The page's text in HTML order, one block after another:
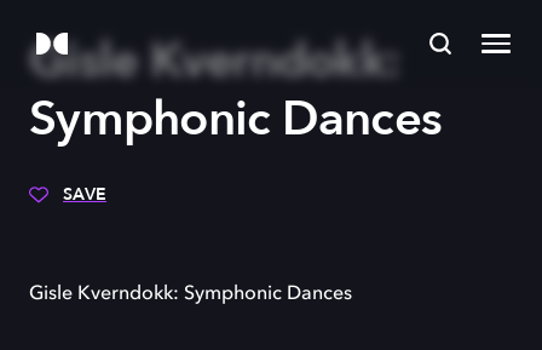
Gisle Kverndokk:
Symphonic Dances
SAVE
Gisle Kverndokk: Symphonic Dances